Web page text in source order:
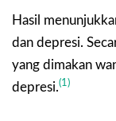
Hasil
dan depresi.
yang dimakan
depresi.(1)